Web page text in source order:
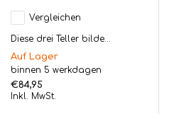
Vergleichen
Diese drei Teller bilde...
Auf Lager
binnen 5 werkdagen
€84,95
Inkl. MwSt.